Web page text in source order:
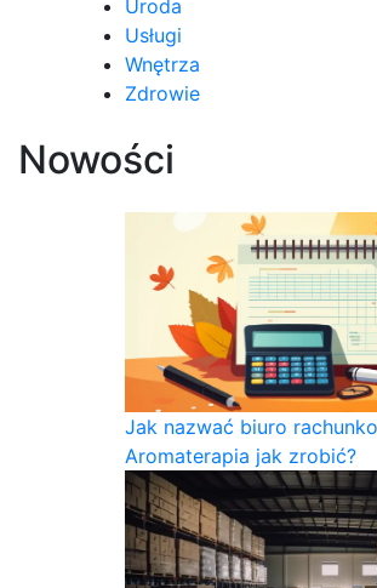
Uroda
Usługi
Wnętrza
Zdrowie
Nowości
Jak nazwać biuro
Aromaterapia jak zrobić?